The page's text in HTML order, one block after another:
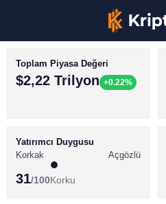
BİTCOİN HABERLERİ
ALTCOİN HABERLERİ
Toplam Piyasa Değeri
$2,22 Trilyon +0.22%
Yatırımcı Duygusu
Korkak
Açgözlü
31/100Korku